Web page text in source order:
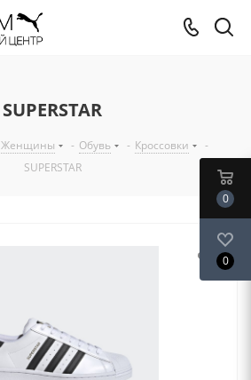
SUPERSTAR
Женщины - Обувь - Кроссовки
-
SUPERSTAR
0
0